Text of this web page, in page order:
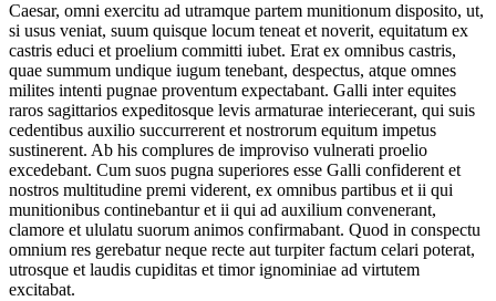
Caesar, omni exercitu ad utramque partem munitionum dis­posito, ut,
si usus veniat, suum quisque locum teneat et noverit, equi­tatum ex
castris educi et proelium committi iubet. Erat ex omnibus castris,
quae summum undique iugum tenebant, despectus, atque omnes
milites intenti pugnae proventum expectabant. Galli inter equites
raros sagittarios expeditosque levis armaturae interiecerant, qui suis
ceden­tibus auxilio succurrerent et nostrorum equitum impetus
sustinerent. Ab his complures de improviso vulnerati proelio
excedebant. Cum suos pugna superiores esse Galli confiderent et
nostros multitudine premi viderent, ex omnibus partibus et ii qui
munitionibus continebantur et ii qui ad auxilium convenerant,
clamore et ululatu suorum animos con­firmabant. Quod in conspectu
omnium res gerebatur neque recte aut turpiter factum celari poterat,
utrosque et laudis cupiditas et timor ignominiae ad virtutem
excitabat.